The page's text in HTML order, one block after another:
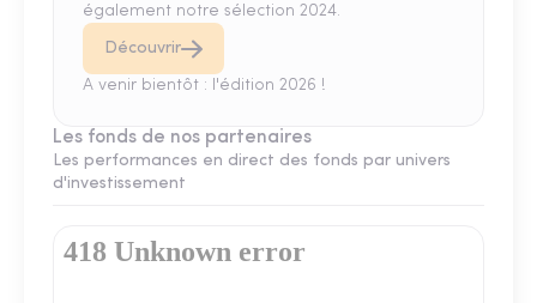
également notre sélection 2024.
Découvrir
A venir bientôt : l'édition 2026 !
Les fonds de nos partenaires
Les performances en direct des fonds par univers
d'investissement